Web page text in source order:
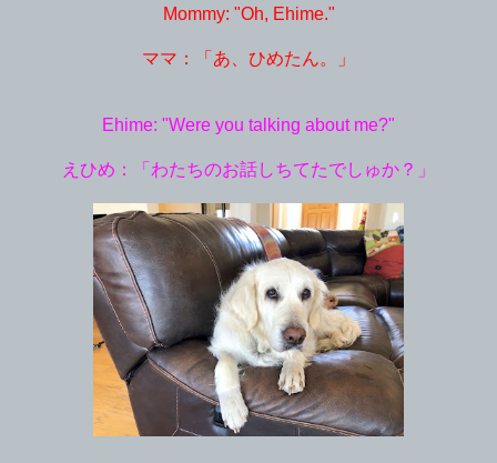
Mommy: "Oh, Ehime."
ママ：「あ、ひめたん。」
Ehime: "Were you talking about me?"
えひめ：「わたちのお話しちてたでしゅか？」